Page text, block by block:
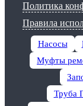
Политика
Правила
Насосы
Муфты
Труба